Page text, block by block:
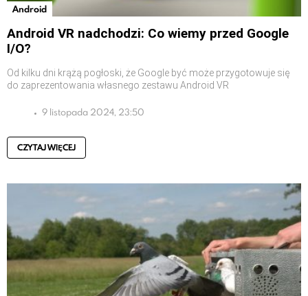
Android
Android VR nadchodzi: Co wiemy przed Google
I/O?
Od kilku dni krążą pogłoski, że Google być może przygotowuje się
do zaprezentowania własnego zestawu Android VR
9 listopada 2024, 23:50
CZYTAJ WIĘCEJ